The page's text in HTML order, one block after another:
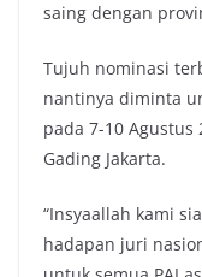
saing dengan
Tujuh nominasi
nantinya diminta
pada 7-10 Agustus
Gading Jakarta.
“Insyaallah kami
hadapan juri